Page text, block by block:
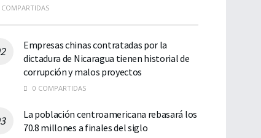
Empresas chinas contratadas por la
dictadura de Nicaragua tienen historial de
corrupción y malos proyectos
0 COMPARTIDAS
La población centroamericana rebasará los
70.8 millones a finales del siglo